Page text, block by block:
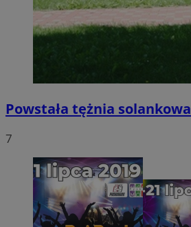
Powstała tężnia solankowa
7